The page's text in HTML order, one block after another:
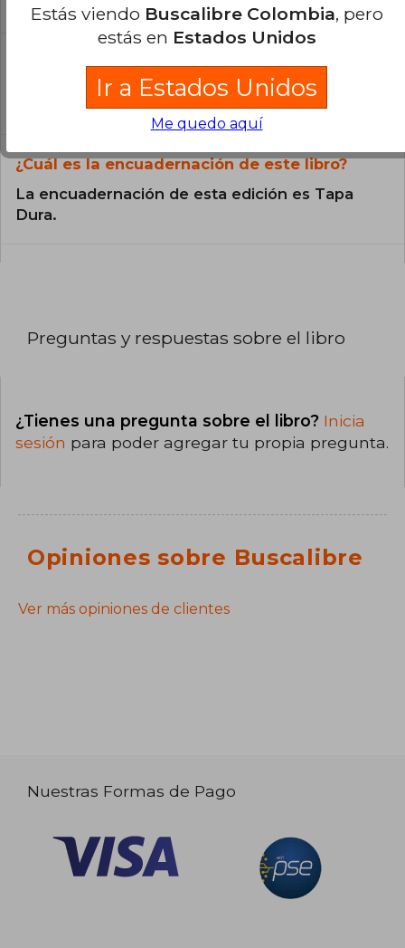
El libro está escrito en Inglés.
¿Cuál es la encuadernación de este libro?
La encuadernación de esta edición es Tapa
Dura.
Preguntas y respuestas sobre el libro
¿Tienes una pregunta sobre el libro? Inicia
sesión para poder agregar tu propia pregunta.
Opiniones sobre Buscalibre
Ver más opiniones de clientes
Nuestras Formas de Pago
Estás viendo Buscalibre Colombia, pero
estás en Estados Unidos
Ir a Estados Unidos
Me quedo aquí